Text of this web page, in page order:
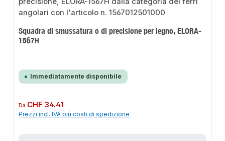
Squadra di smussatura o di precisione per legno, ELORA-
1567H
Immediatamente disponibile
Prezzo normale:
Da CHF 34.41
Prezzi incl. IVA più costi di spedizione